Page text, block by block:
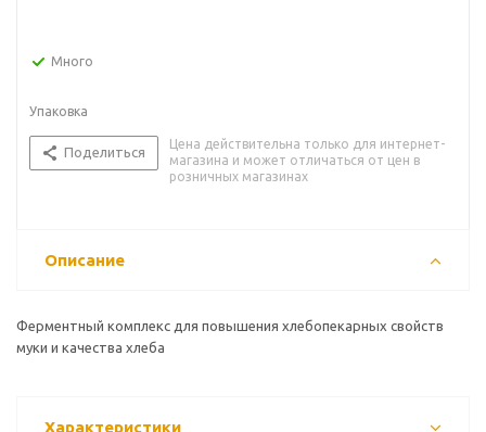
Много
Упаковка
Поделиться
Цена действительна только для интернет-
магазина и может отличаться от цен в
розничных магазинах
Описание
Ферментный комплекс для повышения хлебопекарных свойств
муки и качества хлеба
Характеристики